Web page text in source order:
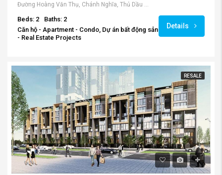
Đường Hoàng Văn Thụ, Chánh Nghĩa, Thủ Dầu Một, Bình Dương, Việt Nam
Beds: 2
Baths: 2
Căn hộ - Apartment - Condo, Dự án bất động sản
- Real Estate Projects
Details
RESALE